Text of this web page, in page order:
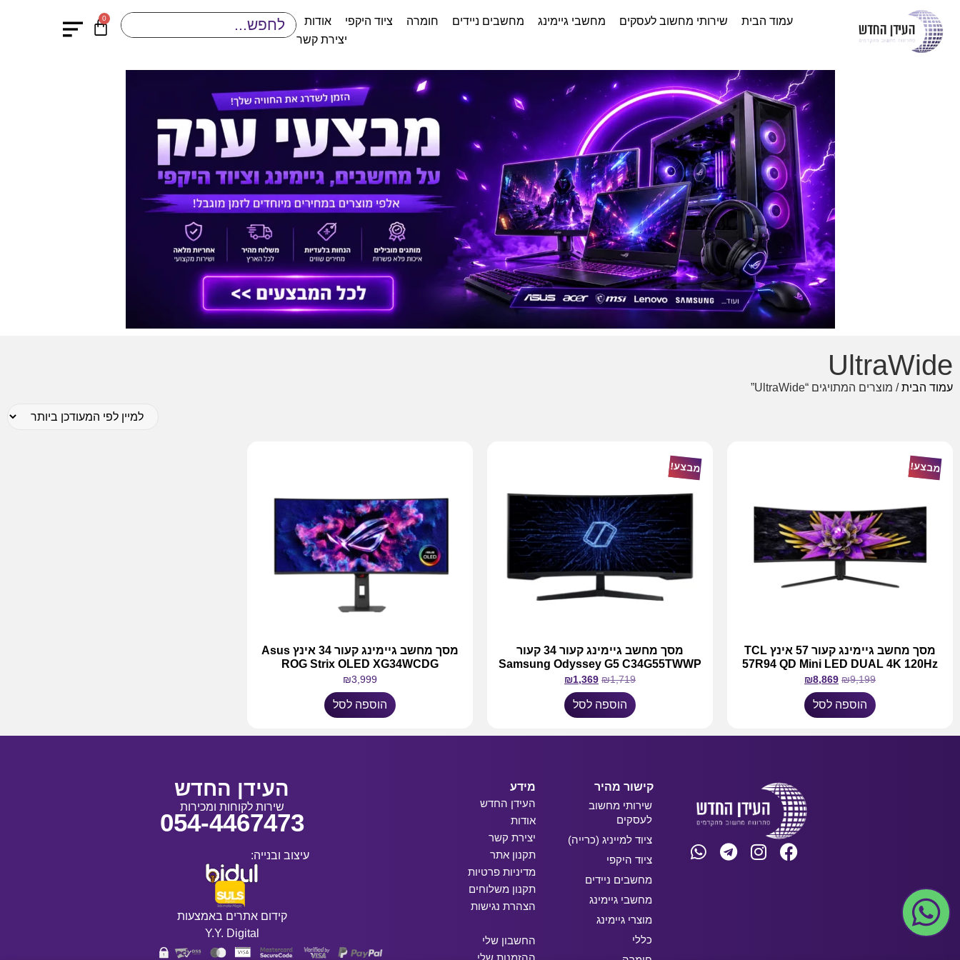
עמוד הבית שירותי מחשוב לעסקים מחשבי גיימינג מחשבים ניידים חומרה ציוד היקפי
אודות
יצירת קשר
0
UltraWide
עמוד הבית/ מוצרים המתויגים “UltraWide”
מבצע!
מסך מחשב גיימינג קעור 57 אינץ TCL
57R94 QD Mini LED DUAL 4K 120Hz
₪9,199
₪8,869
הוספה לסל
מבצע!
מסך מחשב גיימינג קעור 34 קעור
Samsung Odyssey G5 C34G55TWWP
₪1,719
₪1,369
הוספה לסל
מסך מחשב גיימינג קעור 34 אינץ Asus
ROG Strix OLED XG34WCDG
₪3,999
הוספה לסל
קישור מהיר
שירותי מחשוב
לעסקים
ציוד למייניג (כרייה)
ציוד היקפי
מחשבים ניידים
מחשבי גיימינג
מוצרי גיימינג
כללי
מידע
העידן החדש
אודות
יצירת קשר
תקנון אתר
מדיניות פרטיות
תקנון משלוחים
הצהרת נגישות
החשבון שלי
העידן החדש
שירות לקוחות ומכירות
054-4467473
עיצוב ובנייה:
קידום אתרים באמצעות
Y.Y. Digital